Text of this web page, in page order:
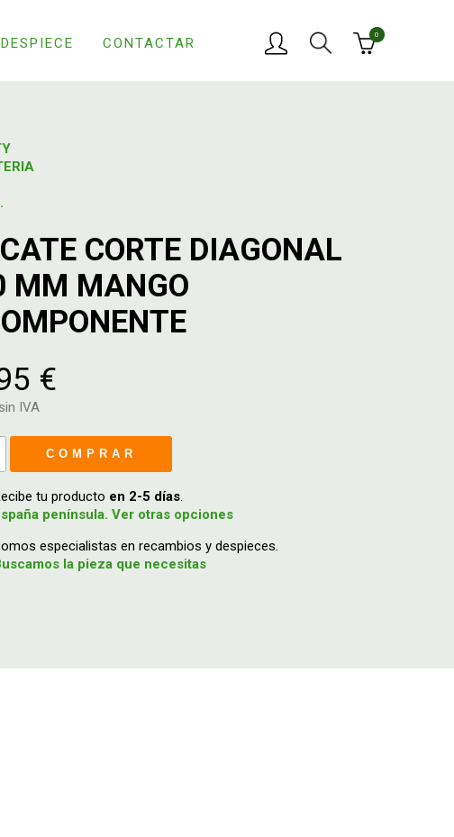
DESPIECE CONTACTAR
0
CORTE DIAGONAL
MM MANGO
€
IVA
COMPRAR
tu producto en 2-5 días.
península. Ver otras opciones
especialistas en recambios y despieces.
la pieza que necesitas